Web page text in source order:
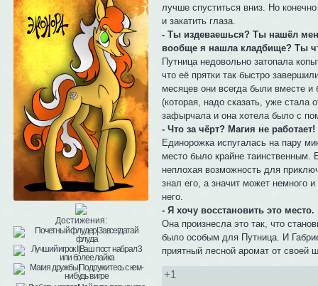
Достижения:
лучше спуститься вниз. Но
и закатить глаза.
- Ты издеваешься? Ты нашёл
вообще я нашла кладбище? Ты
Путница недовольно затопала
что её прятки так быстро
месяцев они всегда были вместе и
(которая, надо сказать, уже стала
зафырчала и она хотела было с
- Что за чёрт? Магия не работает!
Единорожка испугалась на пару
место было крайне таинственным.
неплохая возможность для
знал его, а значит может немного
него.
- Я хочу восстановить это место.
Она произнесла это так, что
было особым для Путница. И
приятный лесной аромат от своей
+1